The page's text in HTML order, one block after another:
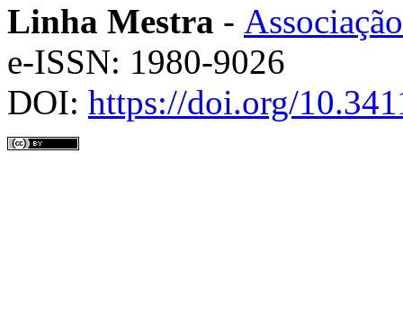
Linha Mestra -
e-ISSN: 1980-9026
DOI: https://doi.org/